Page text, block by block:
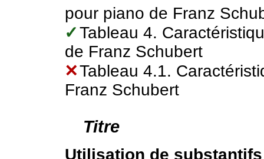
pour piano de Franz
✓Tableau 4.
de Franz Schubert
✕Tableau 4.1.
Franz Schubert
Titre
Utilisation de